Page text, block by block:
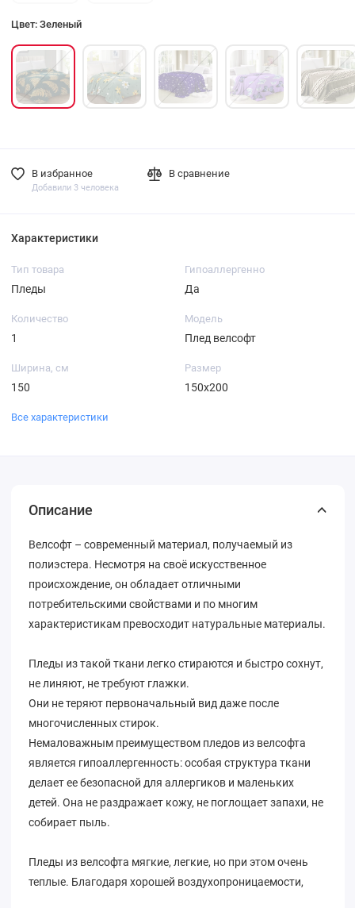
Цвет: Зеленый
В избранное
Добавили 3 человека
В сравнение
Характеристики
Тип товара
Пледы
Гипоаллергенно
Да
Количество
1
Модель
Плед велсофт
Ширина, cм
150
Размер
150х200
Все характеристики
Описание
Велсофт – современный материал, получаемый из
полиэстера. Несмотря на своё искусственное
происхождение, он обладает отличными
потребительскими свойствами и по многим
характеристикам превосходит натуральные материалы.
Пледы из такой ткани легко стираются и быстро сохнут,
не линяют, не требуют глажки.
Они не теряют первоначальный вид даже после
многочисленных стирок.
Немаловажным преимуществом пледов из велсофта
является гипоаллергенность: особая структура ткани
делает ее безопасной для аллергиков и маленьких
детей. Она не раздражает кожу, не поглощает запахи, не
собирает пыль.
Пледы из велсофта мягкие, легкие, но при этом очень
теплые. Благодаря хорошей воздухопроницаемости,